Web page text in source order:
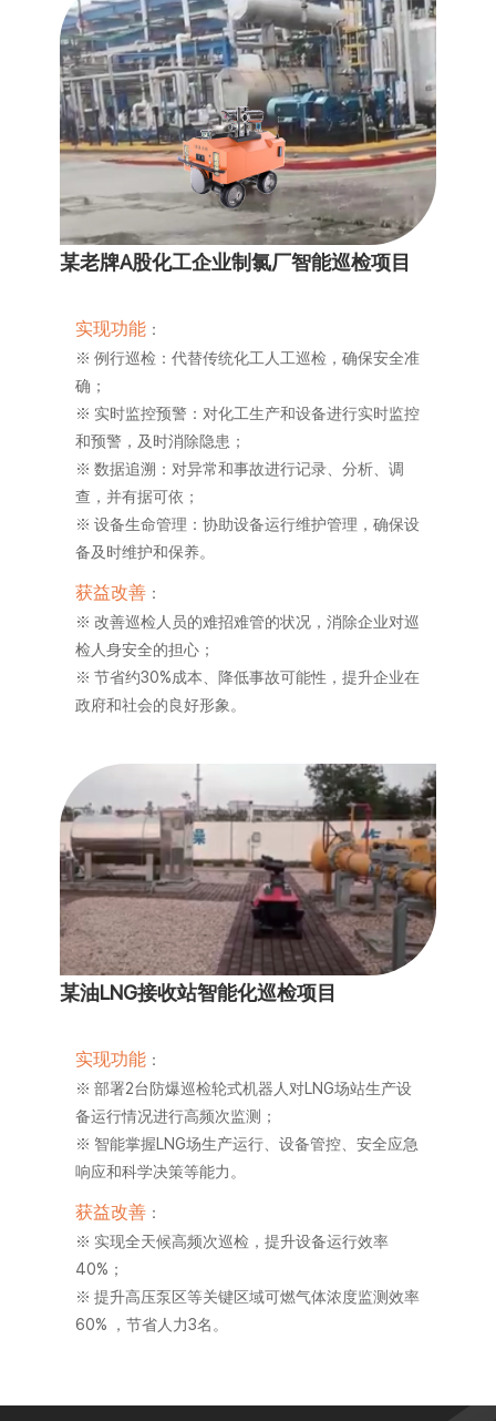
某老牌A股化工企业制氯厂智能巡检项目
实现功能：
※ 例行巡检：代替传统化工人工巡检，确保安全准
确；
※ 实时监控预警：对化工生产和设备进行实时监控
和预警，及时消除隐患；
※ 数据追溯：对异常和事故进行记录、分析、调
查，并有据可依；
※ 设备生命管理：协助设备运行维护管理，确保设
备及时维护和保养。
获益改善：
※ 改善巡检人员的难招难管的状况，消除企业对巡
检人身安全的担心；
※ 节省约30%成本、降低事故可能性，提升企业在
政府和社会的良好形象。
某油LNG接收站智能化巡检项目
实现功能：
※ 部署2台防爆巡检轮式机器人对LNG场站生产设
备运行情况进行高频次监测；
※ 智能掌握LNG场生产运行、设备管控、安全应急
响应和科学决策等能力。
获益改善：
※ 实现全天候高频次巡检，提升设备运行效率
40%；
※ 提升高压泵区等关键区域可燃气体浓度监测效率
60% ，节省人力3名。